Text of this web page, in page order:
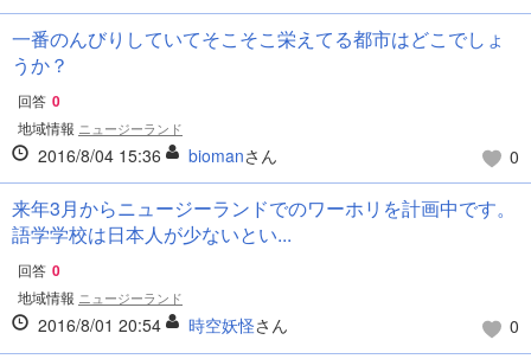
一番のんびりしていてそこそこ栄えてる都市はどこでしょ
うか？
回答 0
地域情報 ニュージーランド
2016/8/04 15:36 biomanさん 0
来年3月からニュージーランドでのワーホリを計画中です。
語学学校は日本人が少ないとい...
回答 0
地域情報 ニュージーランド
2016/8/01 20:54 時空妖怪さん 0